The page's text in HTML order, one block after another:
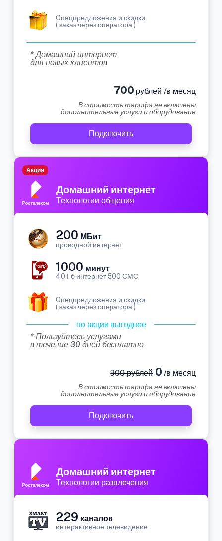
Cпецпредложения и скидки
( заказ через оператора )
* Домашний интернет
для новых клиентов
700 рублей /в месяц
В стоимость тарифа не включены
дополнительные услуги и оборудование
Подключить
Домашний интернет
Технологии общения
Акция
200 МБит
проводной интернет
1000 минут
40 Гб интернет 500 СМС
Cпецпредложения и скидки
( заказ через оператора )
по акции выгоднее
* Пользуйтесь услугами
в течение 30 дней бесплатно
900 рублей0 /в месяц
В стоимость тарифа не включены
дополнительные услуги и оборудование
Подключить
Домашний интернет
Технологии развлечения
229 каналов
интерактивное телевидение